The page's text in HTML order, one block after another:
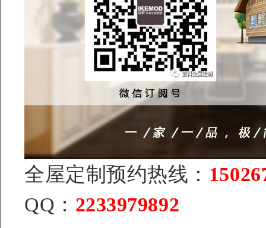
全屋定制预约热线：
QQ： 2233979892